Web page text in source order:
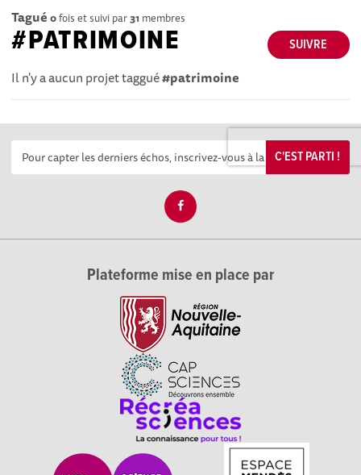
Tagué 0fois et suivi par31 membres
SUIVRE
#PATRIMOINE
Il n'y a aucun projet taggué#patrimoine
C'EST PARTI !
Plateforme mise en place par